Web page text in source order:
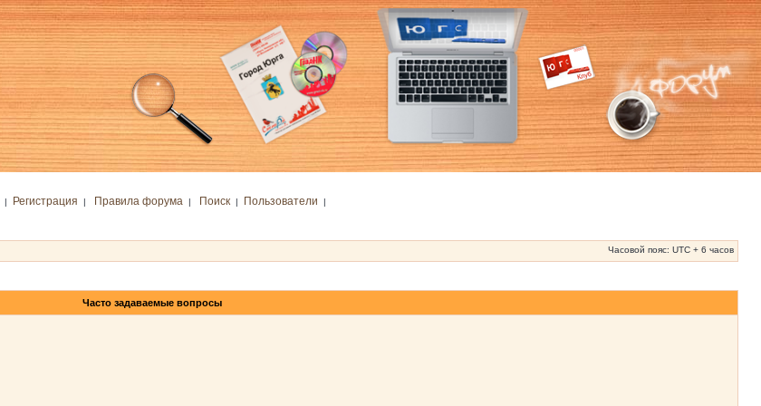
| Регистрация | Правила форума | Поиск| Пользователи |
Часовой пояс: UTC + 6 часов
Часто задаваемые вопросы